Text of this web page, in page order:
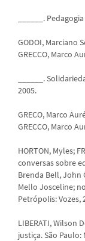
______.
GODOI, Marciano
GRECCO, Marco
______.
2005.
GRECO, Marco
GRECCO, Marco
HORTON, Myles;
conversas sobre
Brenda Bell, John
Mello Josceline;
Petrópolis: Vozes,
LIBERATI, Wilson
justiça. São Paulo: